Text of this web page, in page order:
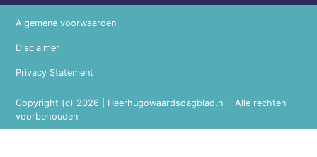
Copyright (c) 2026 | Heerhugowaardsdagblad.nl - Alle rechten
voorbehouden
Algemene voorwaarden
Disclaimer
Privacy Statement